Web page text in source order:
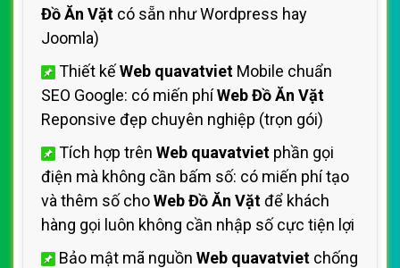
Đồ Ăn Vặt có sẵn như Wordpress hay
Joomla)
Thiết kếWeb quavatviet Mobile chuẩn
SEO Google: có miến phíWeb Đồ Ăn Vặt
Reponsive đẹp chuyên nghiệp (trọn gói)
Tích hợp trên Web quavatviet phần gọi
điện mà không cần bấm số: có miến phí tạo
và thêm số choWeb Đồ Ăn Vặtđể khách
hàng gọi luôn không cần nhập số cực tiện lợi
Bảo mật mã nguồn Web quavatviet chống